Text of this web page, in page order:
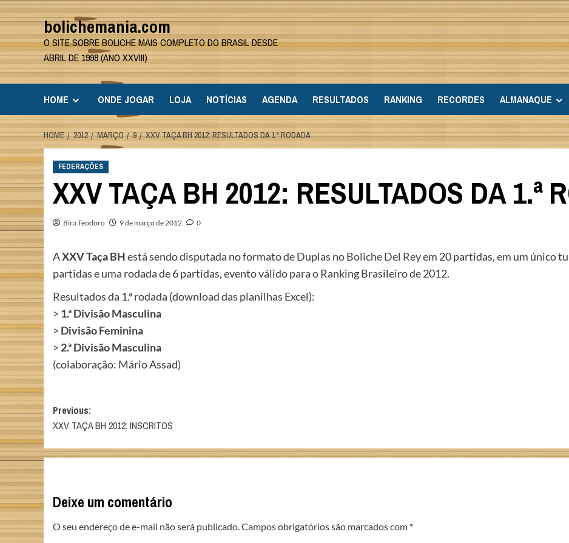
Skip
to
content
bolichemania.com
O SITE SOBRE BOLICHE MAIS COMPLETO DO BRASIL DESDE
ABRIL DE 1998 (ANO XXVIII)
HOME ONDE JOGAR LOJA NOTÍCIAS AGENDA RESULTADOS RANKING RECORDES ALMANAQUE
HOME 2012 MARÇO 9 XXV TAÇA BH 2012: RESULTADOS DA 1.ª RODADA
FEDERAÇÕES
XXV TAÇA BH 2012: RESULTADOS DA 1.ª
Bira Teodoro 9 de março de 2012 0
AXXV Taça BHestá sendo disputada no formato de Duplas noBoliche Del Reyem 20 partidas, em um único
partidas e uma rodada de 6 partidas, evento válido para o Ranking Brasileiro de 2012.
Resultados da 1.ª rodada (download das planilhas Excel):
> 1.ª Divisão Masculina
> Divisão Feminina
> 2.ª Divisão Masculina
(colaboração: Mário Assad)
Post
navigation
Previous:
XXV TAÇA BH 2012: INSCRITOS
Deixe um comentário
O seu endereço de e-mail não será publicado.Campos obrigatórios são marcados com *